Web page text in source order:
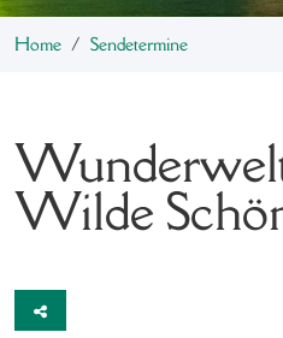
Home Sendetermine
Wilde